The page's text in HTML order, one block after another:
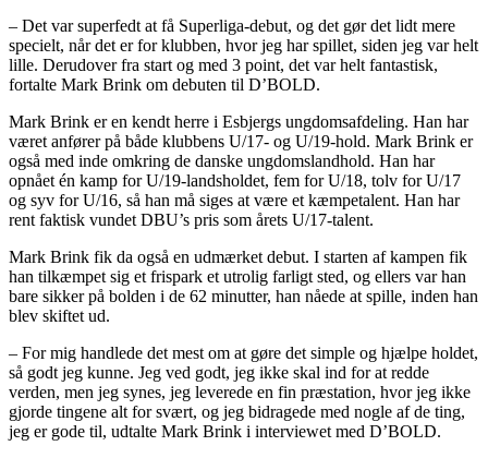
– Det var superfedt at få Superliga-debut, og det gør det lidt mere
specielt, når det er for klubben, hvor jeg har spillet, siden jeg var helt
lille. Derudover fra start og med 3 point, det var helt fantastisk,
fortalte Mark Brink om debuten til D’BOLD.
Mark Brink er en kendt herre i Esbjergs ungdomsafdeling. Han har
været anfører på både klubbens U/17- og U/19-hold. Mark Brink er
også med inde omkring de danske ungdomslandhold. Han har
opnået én kamp for U/19-landsholdet, fem for U/18, tolv for U/17
og syv for U/16, så han må siges at være et kæmpetalent. Han har
rent faktisk vundet DBU’s pris som årets U/17-talent.
Mark Brink fik da også en udmærket debut. I starten af kampen fik
han tilkæmpet sig et frispark et utrolig farligt sted, og ellers var han
bare sikker på bolden i de 62 minutter, han nåede at spille, inden han
blev skiftet ud.
– For mig handlede det mest om at gøre det simple og hjælpe holdet,
så godt jeg kunne. Jeg ved godt, jeg ikke skal ind for at redde
verden, men jeg synes, jeg leverede en fin præstation, hvor jeg ikke
gjorde tingene alt for svært, og jeg bidragede med nogle af de ting,
jeg er gode til, udtalte Mark Brink i interviewet med D’BOLD.